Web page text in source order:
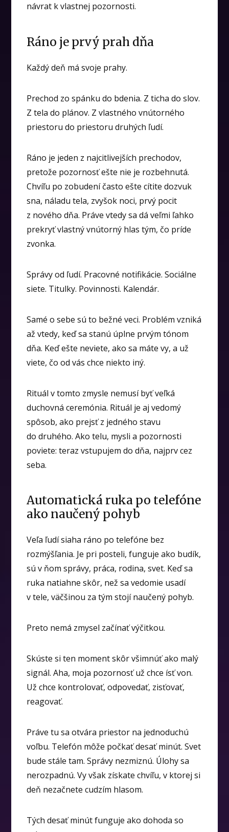
návrat k vlastnej pozornosti.
Ráno je prvý prah dňa
Každý deň má svoje prahy.
Prechod zo spánku do bdenia. Z ticha do slov.
Z tela do plánov. Z vlastného vnútorného
priestoru do priestoru druhých ľudí.
Ráno je jeden z najcitlivejších prechodov,
pretože pozornosť ešte nie je rozbehnutá.
Chvíľu po zobudení často ešte cítite dozvuk
sna, náladu tela, zvyšok noci, prvý pocit
z nového dňa. Práve vtedy sa dá veľmi ľahko
prekryť vlastný vnútorný hlas tým, čo príde
zvonka.
Správy od ľudí. Pracovné notifikácie. Sociálne
siete. Titulky. Povinnosti. Kalendár.
Samé o sebe sú to bežné veci. Problém vzniká
až vtedy, keď sa stanú úplne prvým tónom
dňa. Keď ešte neviete, ako sa máte vy, a už
viete, čo od vás chce niekto iný.
Rituál v tomto zmysle nemusí byť veľká
duchovná ceremónia. Rituál je aj vedomý
spôsob, ako prejsť z jedného stavu
do druhého. Ako telu, mysli a pozornosti
poviete: teraz vstupujem do dňa, najprv cez
seba.
Automatická ruka po telefóne
ako naučený pohyb
Veľa ľudí siaha ráno po telefóne bez
rozmýšľania. Je pri posteli, funguje ako budík,
sú v ňom správy, práca, rodina, svet. Keď sa
ruka natiahne skôr, než sa vedomie usadí
v tele, väčšinou za tým stojí naučený pohyb.
Preto nemá zmysel začínať výčitkou.
Skúste si ten moment skôr všimnúť ako malý
signál. Aha, moja pozornosť už chce ísť von.
Už chce kontrolovať, odpovedať, zisťovať,
reagovať.
Práve tu sa otvára priestor na jednoduchú
voľbu. Telefón môže počkať desať minút. Svet
bude stále tam. Správy nezmiznú. Úlohy sa
nerozpadnú. Vy však získate chvíľu, v ktorej si
deň nezačnete cudzím hlasom.
Tých desať minút funguje ako dohoda so